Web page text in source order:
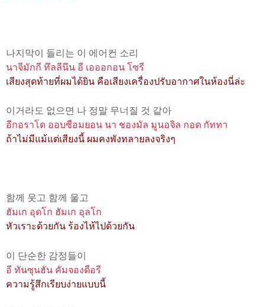
나지막이 들리는 이 에어컨 소리
นาจีมักกี ทึลลีนึน อี เอออกอน โซรี
เสียงสุดท้ายที่ผมได้ยิน คือเสียงเครื่องปรับอากาศในห้องนี่ล่ะ
이거라도 없으면 나 정말 무너질 것 같아
อีกอราโด ออบซือมยอน นา ชองมัล มูนอจิล กอด กัททา
ถ้าไม่มีแม้แต่เสียงนี้ ผมคงพังทลายลงจริงๆ
함께 웃고 함께 울고
ฮัมเก อุดโก ฮัมเก อุลโก
หัวเราะด้วยกัน ร้องไห้ไปด้วยกัน
이 단순한 감정들이
อี ทันซุนฮัน คัมจองดือรี
ความรู้สึกเรียบง่ายแบบนี้